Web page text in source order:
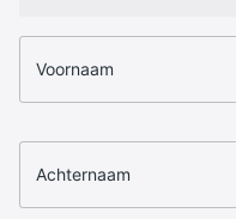
Voornaam
Achternaam